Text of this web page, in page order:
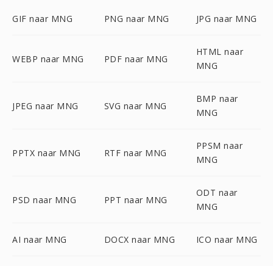
GIF naar MNG PNG naar MNG JPG naar MNG
WEBP naar MNG PDF naar MNG
HTML naar
MNG
JPEG naar MNG SVG naar MNG
BMP naar
MNG
PPTX naar MNG RTF naar MNG
PPSM naar
MNG
PSD naar MNG PPT naar MNG
ODT naar
MNG
AI naar MNG DOCX naar MNG ICO naar MNG